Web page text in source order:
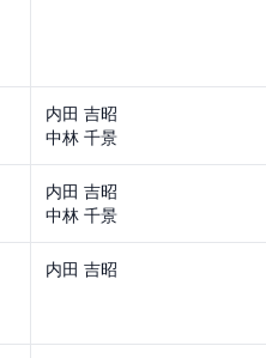
内田 吉昭
中林 千景
内田 吉昭
中林 千景
内田 吉昭